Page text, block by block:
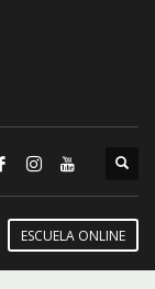
ESCUELA ONLINE